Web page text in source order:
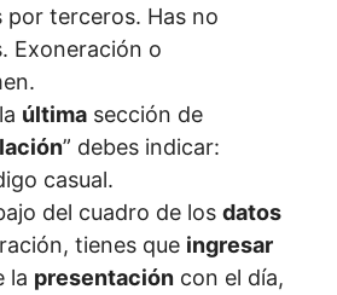
por terceros. Has no
Exoneración o
última sección de
” debes indicar:
casual.
del cuadro de los datos
tienes que ingresar
la presentación con el día,